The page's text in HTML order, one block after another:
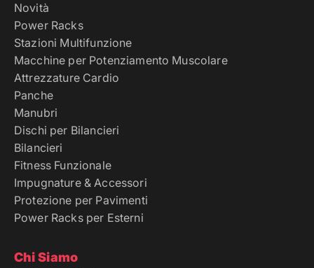
Novità
Power Racks
Stazioni Multifunzione
Macchine per Potenziamento Muscolare
Attrezzature Cardio
Panche
Manubri
Dischi per Bilancieri
Bilancieri
Fitness Funzionale
Impugnature & Accessori
Protezione per Pavimenti
Power Racks per Esterni
Chi Siamo